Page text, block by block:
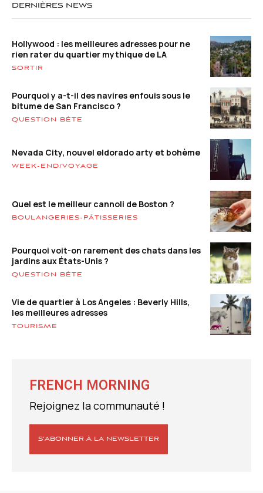
DERNIÈRES NEWS
Hollywood : les meilleures adresses pour ne
rien rater du quartier mythique de LA
SORTIR
Pourquoi y a-t-il des navires enfouis sous le
bitume de San Francisco ?
QUESTION BÊTE
Nevada City, nouvel eldorado arty et bohème
WEEK-END/VOYAGE
Quel est le meilleur cannoli de Boston ?
BOULANGERIES-PÂTISSERIES
Pourquoi voit-on rarement des chats dans les
jardins aux États-Unis ?
QUESTION BÊTE
Vie de quartier à Los Angeles : Beverly Hills,
les meilleures adresses
TOURISME
FRENCH MORNING
Rejoignez la communauté !
S’ABONNER À LA NEWSLETTER